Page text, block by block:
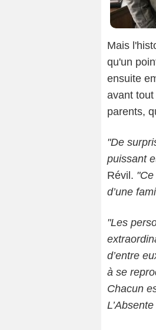
Mais
qu'un
ensuite
avant
parents,
"De
puissant
Révil.
d’une
"Les
d’entre
à se
Chacun